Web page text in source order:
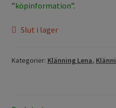
”köpinformation”.
Slut i lager
Kategorier: Klänning Lena,